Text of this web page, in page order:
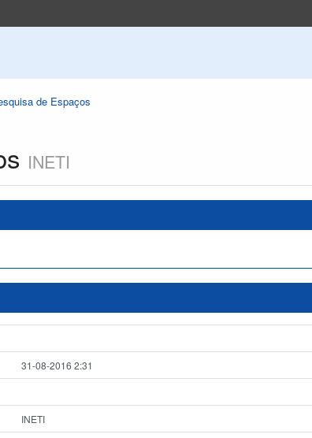
de Espaços
INETI
31-08-2016 2:31
INETI